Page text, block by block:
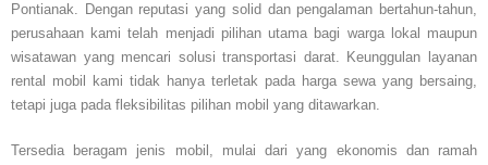
Pontianak. Dengan reputasi yang solid dan pengalaman bertahun-tahun,
perusahaan kami telah menjadi pilihan utama bagi warga lokal maupun
wisatawan yang mencari solusi transportasi darat. Keunggulan layanan
rental mobil kami tidak hanya terletak pada harga sewa yang bersaing,
tetapi juga pada fleksibilitas pilihan mobil yang ditawarkan.
Tersedia beragam jenis mobil, mulai dari yang ekonomis dan ramah